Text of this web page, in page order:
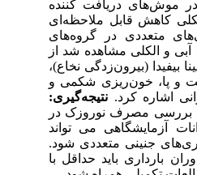
دریافت کننده
کاهش قابل ملاحظه‌ای
متعددی در گروه‌های
و الکلی مشاهده شد از
(بیرون‌زدگی نخاع)،
پا، خون‌ریزی شکمی و
اشاره کرد.نتیجه‌گیری:
مصرف نوروزک در
آزمایشگاهی می تواند
جنینی متعددی شود.
باید حداقل با